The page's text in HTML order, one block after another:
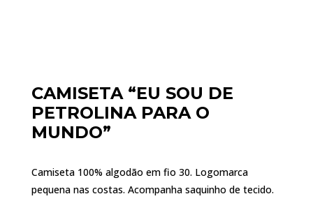
CAMISETA “EU SOU DE
PETROLINA PARA O
MUNDO”
Camiseta 100% algodão em fio 30. Logomarca
pequena nas costas. Acompanha saquinho de tecido.